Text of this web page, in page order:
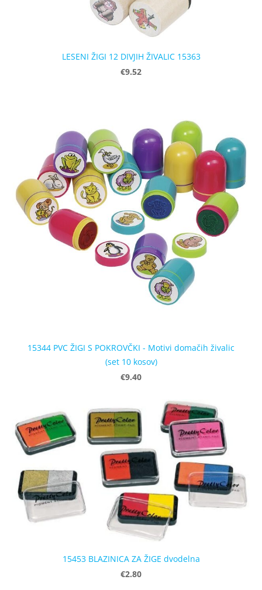
LESENI ŽIGI 12 DIVJIH ŽIVALIC 15363
€9.52
15344 PVC ŽIGI S POKROVČKI - Motivi domačih živalic
(set 10 kosov)
€9.40
15453 BLAZINICA ZA ŽIGE dvodelna
€2.80